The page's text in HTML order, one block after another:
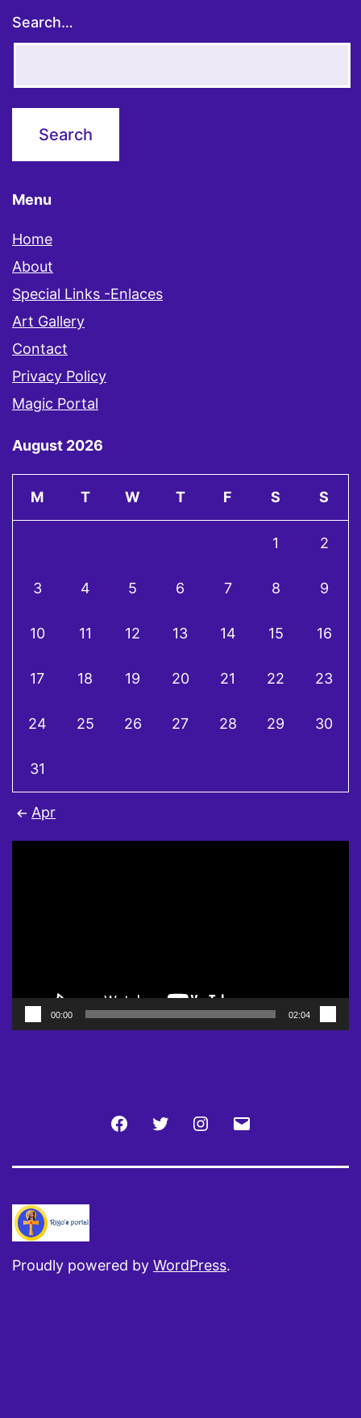
Search…
Menu
Home
About
Special Links -Enlaces
Art Gallery
Contact
Privacy Policy
Magic Portal
August 2026
M T W T F S S
1 2
3 4 5 6 7 8 9
10 11 12 13 14 15 16
17 18 19 20 21 22 23
24 25 26 27 28 29 30
31
Apr
00:00 02:04
FacebookTwitter Instagram
Proudly powered by WordPress.